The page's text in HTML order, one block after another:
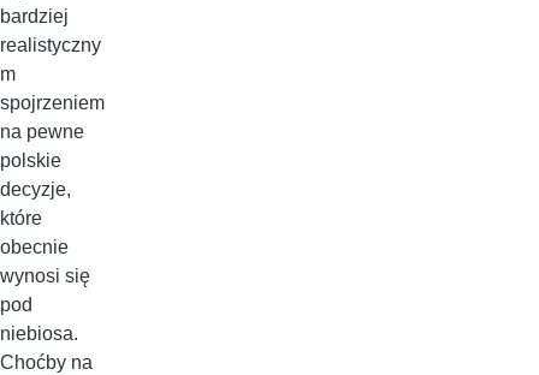
bardziej
realistyczny
m
spojrzeniem
na pewne
polskie
decyzje,
które
obecnie
wynosi się
pod
niebiosa.
Choćby na